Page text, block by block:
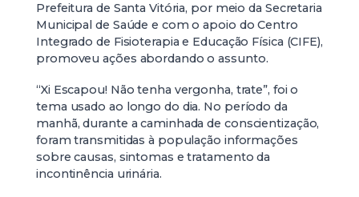
Prefeitura de Santa Vitória, por meio da Secretaria
Municipal de Saúde e com o apoio do Centro
Integrado de Fisioterapia e Educação Física (CIFE),
promoveu ações abordando o assunto.
“Xi Escapou! Não tenha vergonha, trate”, foi o
tema usado ao longo do dia. No período da
manhã, durante a caminhada de conscientização,
foram transmitidas à população informações
sobre causas, sintomas e tratamento da
incontinência urinária.